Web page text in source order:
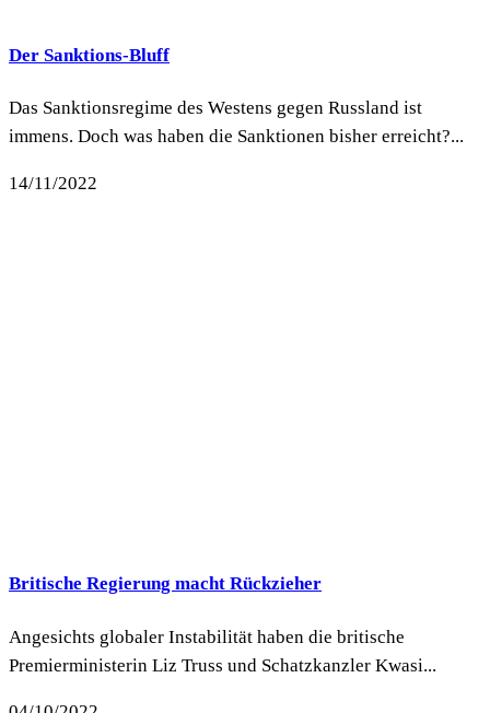
Der Sanktions-Bluff
Das Sanktionsregime des Westens gegen Russland ist
immens. Doch was haben die Sanktionen bisher erreicht?...
14/11/2022
Britische Regierung macht Rückzieher
Angesichts globaler Instabilität haben die britische
Premierministerin Liz Truss und Schatzkanzler Kwasi...